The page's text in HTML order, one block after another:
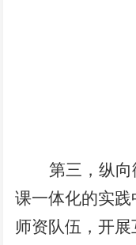
第三，纵
课一体化的实
师资队伍，开